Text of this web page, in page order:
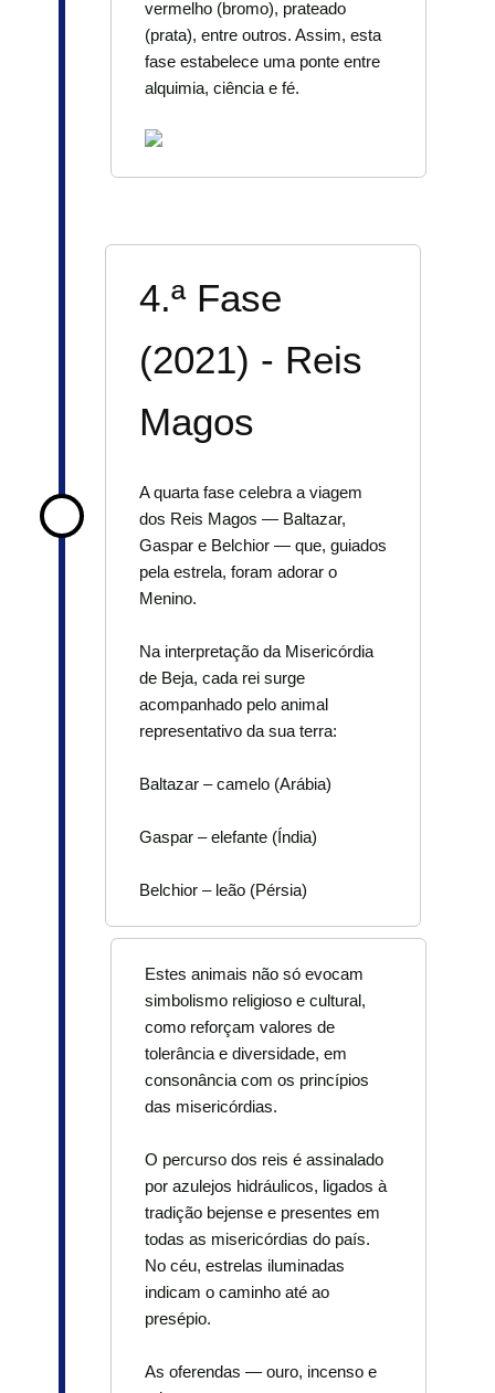
vermelho (bromo), prateado
(prata), entre outros. Assim, esta
fase estabelece uma ponte entre
alquimia, ciência e fé.
4.ª Fase
(2021) - Reis
Magos
A quarta fase celebra a viagem
dos Reis Magos — Baltazar,
Gaspar e Belchior — que, guiados
pela estrela, foram adorar o
Menino.
Na interpretação da Misericórdia
de Beja, cada rei surge
acompanhado pelo animal
representativo da sua terra:
Baltazar – camelo (Arábia)
Gaspar – elefante (Índia)
Belchior – leão (Pérsia)
Estes animais não só evocam
simbolismo religioso e cultural,
como reforçam valores de
tolerância e diversidade, em
consonância com os princípios
das misericórdias.
O percurso dos reis é assinalado
por azulejos hidráulicos, ligados à
tradição bejense e presentes em
todas as misericórdias do país.
No céu, estrelas iluminadas
indicam o caminho até ao
presépio.
As oferendas — ouro, incenso e